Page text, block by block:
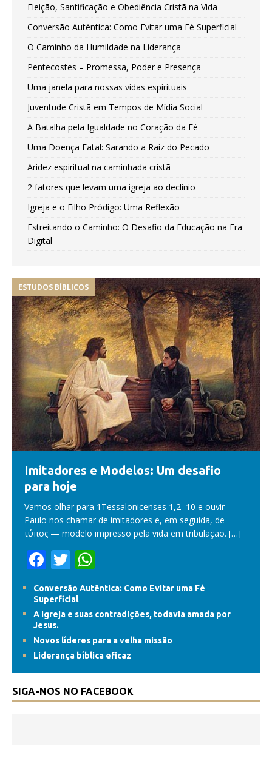
Eleição, Santificação e Obediência Cristã na Vida
Conversão Autêntica: Como Evitar uma Fé Superficial
O Caminho da Humildade na Liderança
Pentecostes – Promessa, Poder e Presença
Uma janela para nossas vidas espirituais
Juventude Cristã em Tempos de Mídia Social
A Batalha pela Igualdade no Coração da Fé
Uma Doença Fatal: Sarando a Raiz do Pecado
Aridez espiritual na caminhada cristã
2 fatores que levam uma igreja ao declínio
Igreja e o Filho Pródigo: Uma Reflexão
Estreitando o Caminho: O Desafio da Educação na Era
Digital
ESTUDOS BÍBLICOS
Imitadores e Modelos: Um desafio
para hoje
Vamos olhar para 1Tessalonicenses 1,2–10 e ouvir
Paulo nos chamar de imitadores e, em seguida, de
τύπος — modelo impresso pela vida em tribulação. […]
F
e
b
o
o
k
T
w
itt
er
h
at
s
A
p
p
Conversão Autêntica: Como Evitar uma Fé
Superficial
A igreja e suas contradições, todavia amada por
Jesus.
Novos líderes para a velha missão
Liderança bíblica eficaz
SIGA-NOS NO FACEBOOK